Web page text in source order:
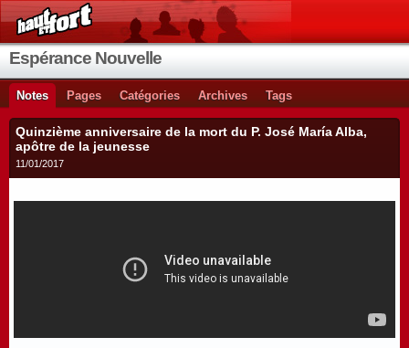
Espérance Nouvelle
Notes Pages Catégories Archives Tags
Quinzième anniversaire de la mort du P. José María Alba,
apôtre de la jeunesse
11/01/2017